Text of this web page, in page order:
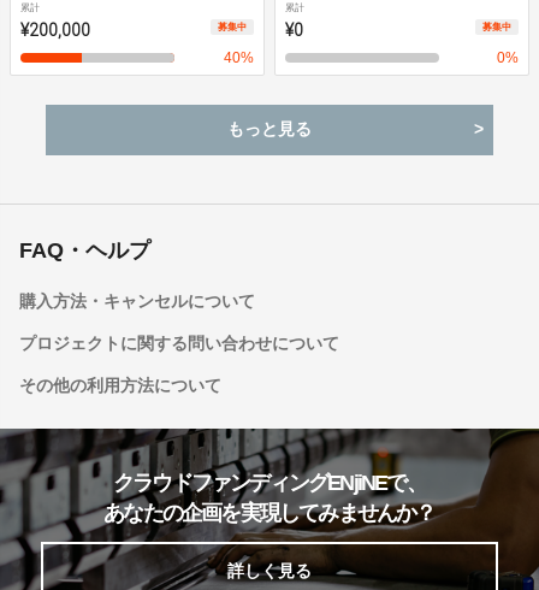
累計
¥200,000 募集中
40%
累計
¥0 募集中
0%
もっと見る
FAQ・ヘルプ
購入方法・キャンセルについて
プロジェクトに関する問い合わせについて
その他の利用方法について
クラウドファンディングENjiNEで、
あなたの企画を実現してみませんか？
詳しく見る